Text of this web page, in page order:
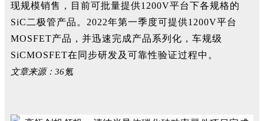
现规模销售，目前可批量提供1200V平台下各规格的
SiC二极管产品。2022年第一季度可提供1200V平台
MOSFET产品，并迅速完成产品系列化，车规级
SiCMOSFET在同步研发及可靠性验证过程中。
文章来源：36氪